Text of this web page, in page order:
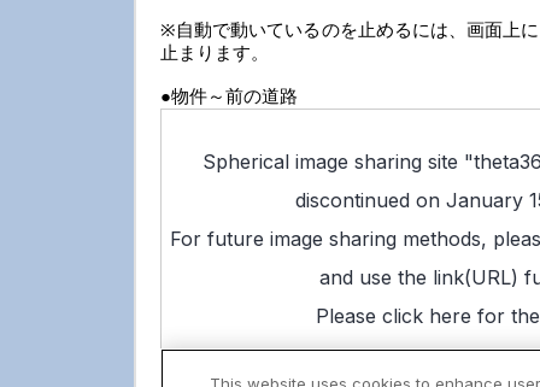
※自動で動いているのを止めるには、画面上
止まります。
●物件～前の道路